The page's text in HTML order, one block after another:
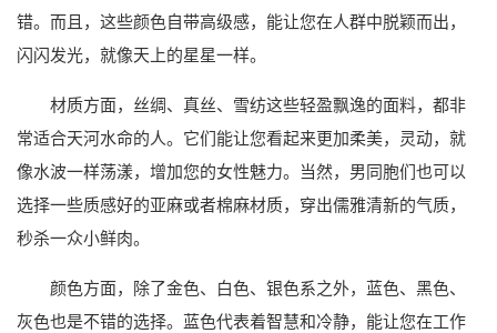
错。而且，这些颜色自带高级感，能让您在人群中脱颖而出，
闪闪发光，就像天上的星星一样。
材质方面，丝绸、真丝、雪纺这些轻盈飘逸的面料，都非
常适合天河水命的人。它们能让您看起来更加柔美，灵动，就
像水波一样荡漾，增加您的女性魅力。当然，男同胞们也可以
选择一些质感好的亚麻或者棉麻材质，穿出儒雅清新的气质，
秒杀一众小鲜肉。
颜色方面，除了金色、白色、银色系之外，蓝色、黑色、
灰色也是不错的选择。蓝色代表着智慧和冷静，能让您在工作